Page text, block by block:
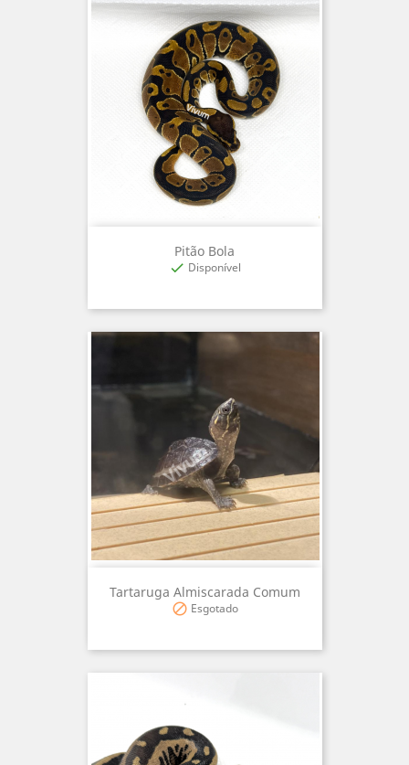
Pitão Bola
 Disponível
Tartaruga Almiscarada Comum
 Esgotado